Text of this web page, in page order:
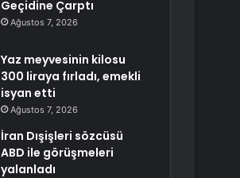
Geçidine Çarptı
Ağustos 7, 2026
Yaz meyvesinin kilosu
300 liraya fırladı, emekli
isyan etti
Ağustos 7, 2026
İran Dışişleri sözcüsü
ABD ile görüşmeleri
yalanladı